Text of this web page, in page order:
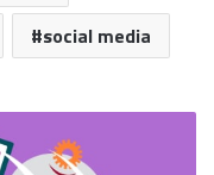
social media